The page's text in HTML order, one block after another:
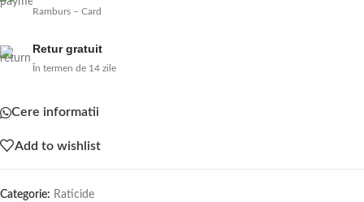
Ramburs – Card
Retur gratuit
În termen de 14 zile
Cere informatii
Add to wishlist
Categorie: Raticide